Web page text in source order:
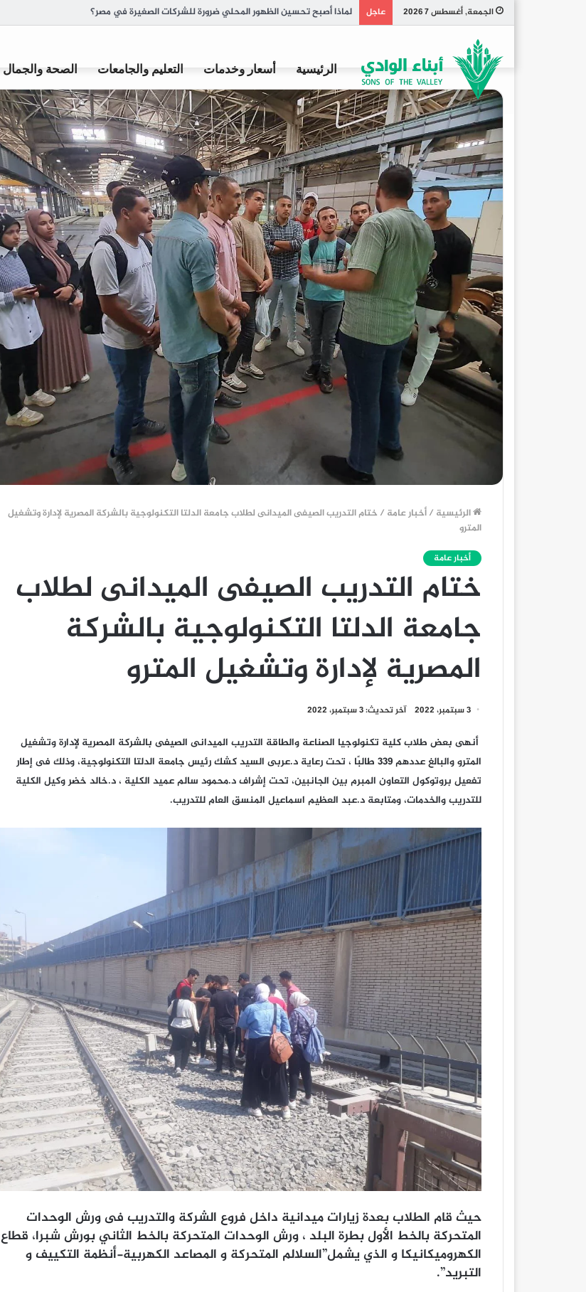
الجمعة, أغسطس 7 2026 عاجل تاريخ الكبسة السعودية وأصل تسميتها
الرئيسية أسعار وخدمات التعليم والجامعات الصحة والجمال
الرئيسية /أخبار عامة / ختام التدريب الصيفى الميدانى لطلاب جامعة الدلتا التكنولوجية بالشركة المصرية لإدارة وتشغيل
المترو
أخبار عامة
ختام التدريب الصيفى الميدانى لطلاب
جامعة الدلتا التكنولوجية بالشركة
المصرية لإدارة وتشغيل المترو
3 سبتمبر، 2022 آخر تحديث: 3 سبتمبر، 2022
أنهى بعض طلاب كلية تكنولوجيا الصناعة والطاقة التدريب الميدانى الصيفى بالشركة المصرية لإدارة وتشغيل
المترو والبالغ عددهم ٣٣٩ طالبًا ، تحت رعاية د.عربى السيد كشك رئيس جامعة الدلتا التكنولوجية، وذلك فى إطار
تفعيل بروتوكول التعاون المبرم بين الجانبين، تحت إشراف د.محمود سالم عميد الكلية ، د.خالد خضر وكيل الكلية
للتدريب والخدمات، ومتابعة د.عبد العظيم اسماعيل المنسق العام للتدريب.
حيث قام الطلاب بعدة زيارات ميدانية داخل فروع الشركة والتدريب فى ورش الوحدات
المتحركة بالخط الأول بطرة البلد ، ورش الوحدات المتحركة بالخط الثاني بورش شبرا، قطاع
الكهروميكانيكا و الذي يشمل”السلالم المتحركة و المصاعد الكهربية-أنظمة التكييف و
التبريد”.